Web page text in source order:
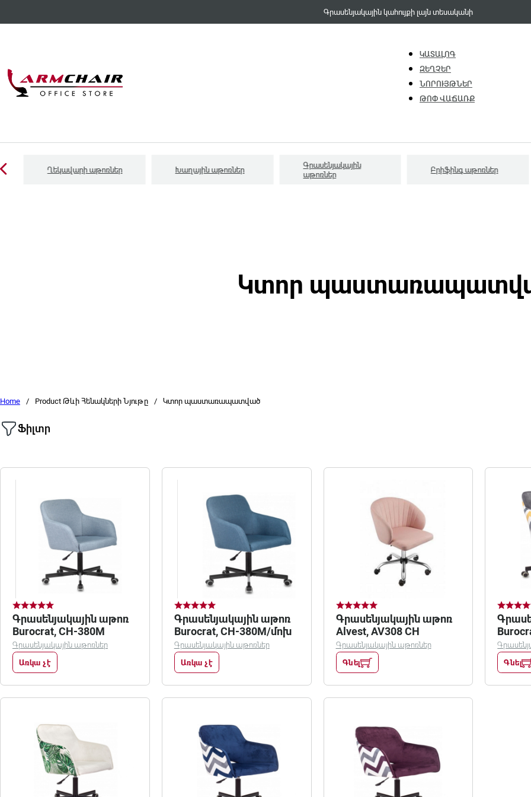
Գրասենյակային կահույքի լայն տեսականի
ԿԱՏԱԼՈԳ
ԶԵՂՉԵՐ
ՆՈՐՈՒՅԹՆԵՐ
ԹՈՓ ՎԱՃԱՌՔ
Ղեկավարի աթոռներ Խաղային աթոռներ
Գրասենյակային
աթոռներ
Բրիֆինգ աթոռներ
Կտոր
Home / Product Թևի Հենակների Նյութը / Կտոր պաստառապատված
Ֆիլտր
Գրասենյակային աթոռ
Burocrat, CH-380M
Գրասենյակային աթոռներ
Առկա չէ
Գրասենյակային աթոռ
Burocrat, CH-380M/մոխ
Գրասենյակային աթոռներ
Առկա չէ
Գրասենյակային աթոռ
Alvest, AV308 CH
Գրասենյակային աթոռներ
Գնել
/ZIG/
Գնել